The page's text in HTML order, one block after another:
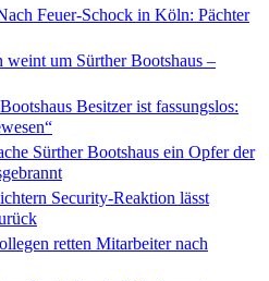
Feuer-Schock in Köln: Pächter
weint um Sürther Bootshaus –
Besitzer ist fassungslos:
Sürther Bootshaus ein Opfer der
Security-Reaktion lässt
retten Mitarbeiter nach